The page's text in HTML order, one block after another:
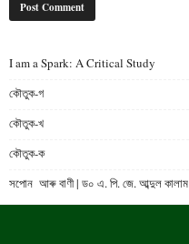
I am a Spark: A Critical Study
কৌতুক-গ
কৌতুক-খ
কৌতুক-ক
সপোন আৰু বাণী | ড০ এ. পি. জে. আব্দুল কালাম